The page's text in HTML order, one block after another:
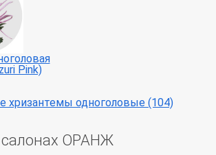
Pink)
хризантемы одноголовые (104)
ОРАНЖ